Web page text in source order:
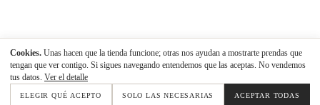
Cookies. Unas hacen que la tienda funcione; otras nos ayudan a mostrarte prendas que
tengan que ver contigo. Si sigues navegando entendemos que las aceptas. No vendemos
tus datos. Ver el detalle
ELEGIR QUÉ ACEPTO SOLO LAS NECESARIAS ACEPTAR TODAS